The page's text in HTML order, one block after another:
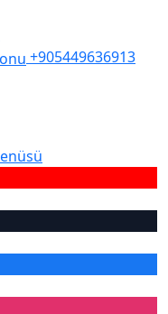
+905449636913